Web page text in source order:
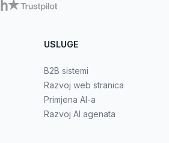
USLUGE
B2B sistemi
Razvoj web stranica
Primjena AI-a
Razvoj AI agenata